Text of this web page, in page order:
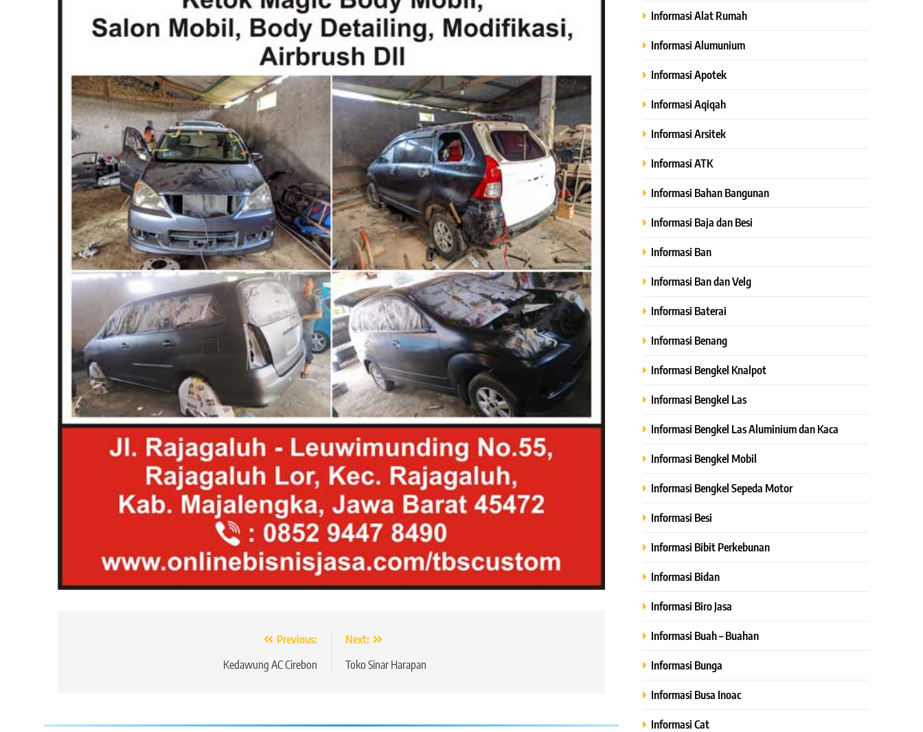
Previous:
Kedawung AC Cirebon
Next:
Toko Sinar Harapan
Informasi Alat Rumah
Informasi Alumunium
Informasi Apotek
Informasi Aqiqah
Informasi Arsitek
Informasi ATK
Informasi Bahan Bangunan
Informasi Baja dan Besi
Informasi Ban
Informasi Ban dan Velg
Informasi Baterai
Informasi Benang
Informasi Bengkel Knalpot
Informasi Bengkel Las
Informasi Bengkel Las Aluminium dan Kaca
Informasi Bengkel Mobil
Informasi Bengkel Sepeda Motor
Informasi Besi
Informasi Bibit Perkebunan
Informasi Bidan
Informasi Biro Jasa
Informasi Buah – Buahan
Informasi Bunga
Informasi Busa Inoac
Informasi Cat